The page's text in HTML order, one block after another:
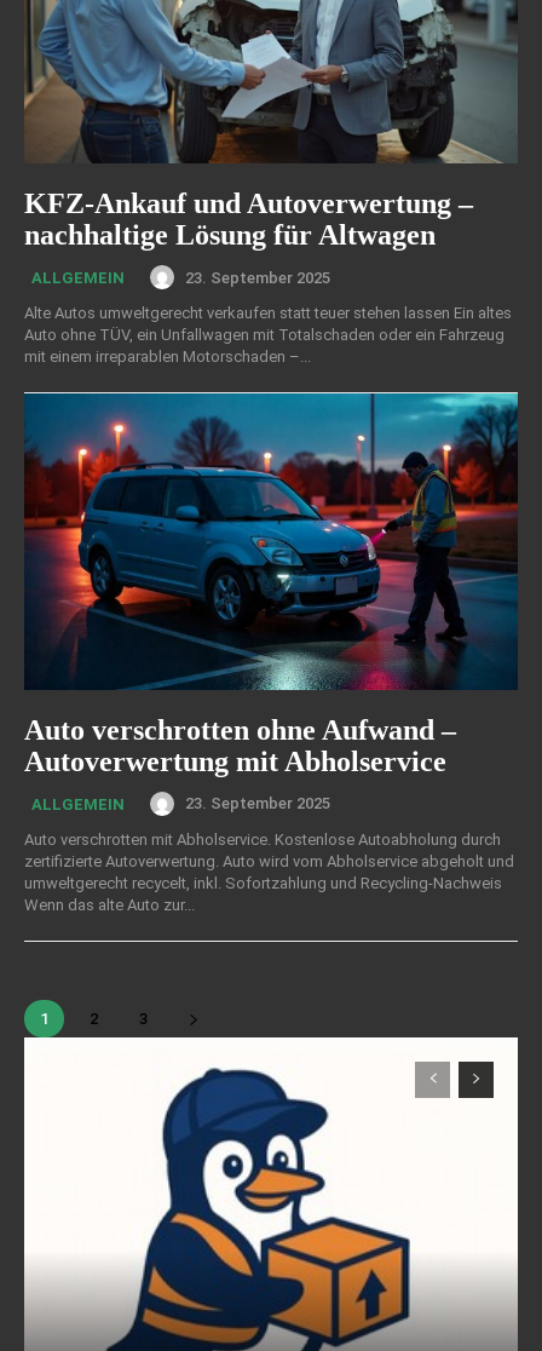
KFZ-Ankauf und Autoverwertung –
nachhaltige Lösung für Altwagen
ALLGEMEIN
23. September 2025
Alte Autos umweltgerecht verkaufen statt teuer stehen lassen Ein altes
Auto ohne TÜV, ein Unfallwagen mit Totalschaden oder ein Fahrzeug
mit einem irreparablen Motorschaden –...
Auto verschrotten ohne Aufwand –
Autoverwertung mit Abholservice
ALLGEMEIN
23. September 2025
Auto verschrotten mit Abholservice. Kostenlose Autoabholung durch
zertifizierte Autoverwertung. Auto wird vom Abholservice abgeholt und
umweltgerecht recycelt, inkl. Sofortzahlung und Recycling-Nachweis
Wenn das alte Auto zur...
1 2 3